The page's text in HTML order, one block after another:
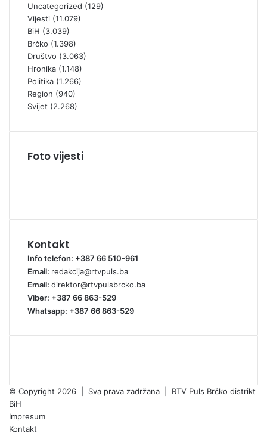
Uncategorized (129)
Vijesti (11.079)
BiH (3.039)
Brčko (1.398)
Društvo (3.063)
Hronika (1.148)
Politika (1.266)
Region (940)
Svijet (2.268)
Foto vijesti
Kontakt
Info telefon: +387 66 510-961
Email: redakcija@rtvpuls.ba
Email: direktor@rtvpulsbrcko.ba
Viber: +387 66 863-529
Whatsapp: +387 66 863-529
© Copyright 2026 | Sva prava zadržana | RTV Puls Brčko distrikt
BiH
Impresum
Kontakt